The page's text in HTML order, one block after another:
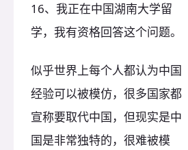
16、我正在中国湖南大学留
学，我有资格回答这个问题。
似乎世界上每个人都认为中国
经验可以被模仿，很多国家都
宣称要取代中国，但现实是中
国是非常独特的，很难被模